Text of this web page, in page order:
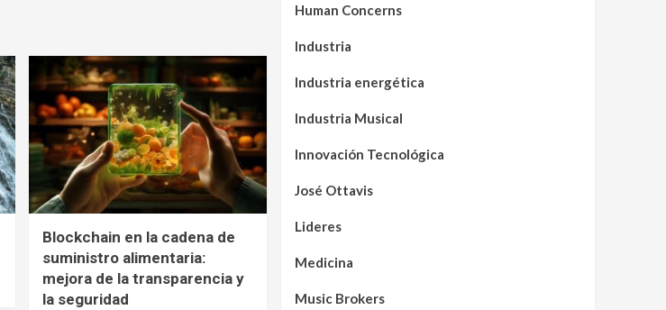
Blockchain en la cadena de
suministro alimentaria:
mejora de la transparencia y
la seguridad
Human Concerns
Industria
Industria energética
Industria Musical
Innovación Tecnológica
José Ottavis
Lideres
Medicina
Music Brokers